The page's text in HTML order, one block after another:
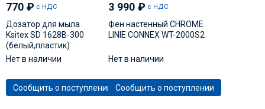
770 ₽ с НДС
Дозатор для мыла
Ksitex SD 1628В-300
(белый,пластик)
Нет в наличии
Сообщить о поступлении
3 990 ₽ с НДС
Фен настенный CHROME
LINIE CONNEX WT-2000S2
Нет в наличии
Сообщить о поступлении